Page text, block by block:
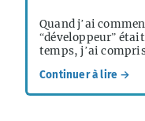
Quand j’ai
“développeur”
temps, j’ai compris
Continuer à lire →